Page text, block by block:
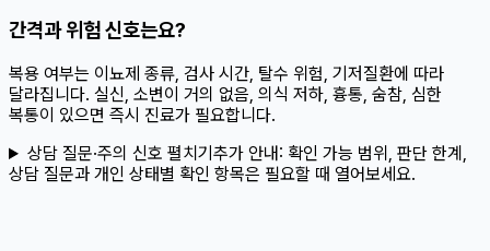
간격과 위험 신호는요?
복용 여부는 이뇨제 종류, 검사 시간, 탈수 위험, 기저질환에 따라
달라집니다. 실신, 소변이 거의 없음, 의식 저하, 흉통, 숨참, 심한
복통이 있으면 즉시 진료가 필요합니다.
상담 질문·주의 신호 펼치기추가 안내: 확인 가능 범위, 판단 한계,
상담 질문과 개인 상태별 확인 항목은 필요할 때 열어보세요.